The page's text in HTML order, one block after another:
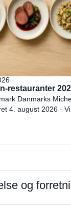
restauranter
Danmarks
4. august 2026 ·
og